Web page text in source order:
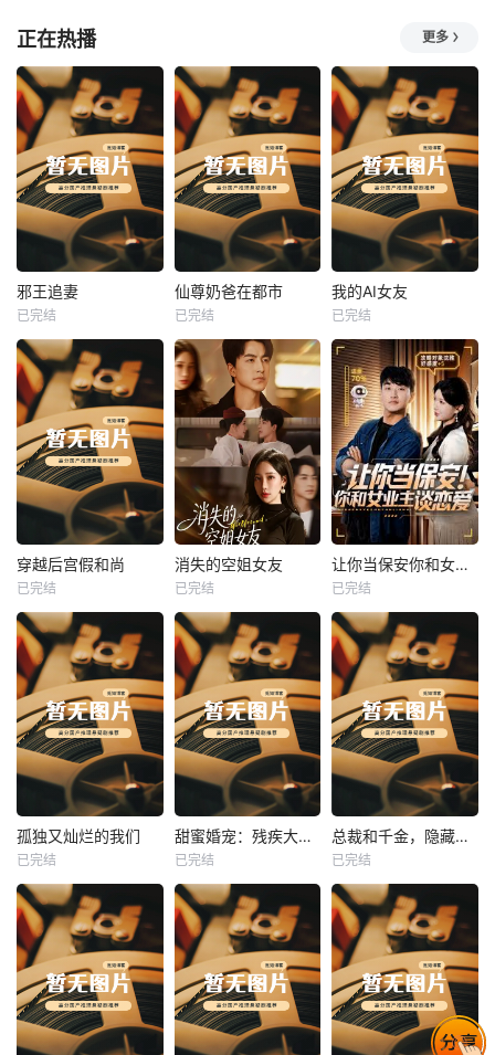
正在热播 更多
热播
邪王追妻
未知
邪王追妻
已完结
热播
未知
仙尊奶爸在都市
已完结
热播
我的AI女友
未知
我的AI女友
已完结
热播
未知
穿越后宫假和尚
已完结
热播
未知
消失的空姐女友
已完结
热播
未知
让你当保安你和女业主谈恋爱
已完结
热播
未知
孤独又灿烂的我们
已完结
热播
未知
甜蜜婚宠：残疾大佬夜夜撩
已完结
热播
未知
总裁和千金，隐藏身份闪婚了
已完结